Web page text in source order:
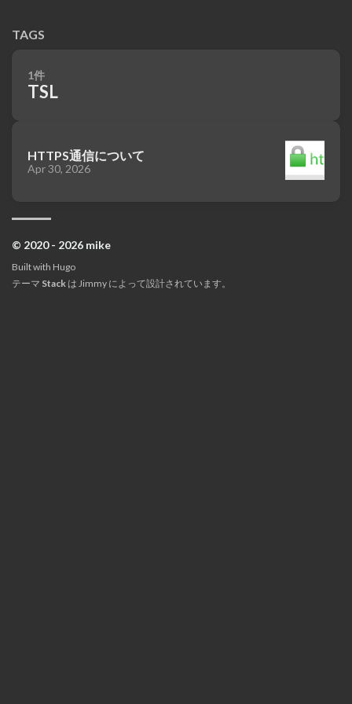
TAGS
1件
TSL
HTTPS通信について
Apr 30, 2026
© 2020 - 2026 mike
Built with Hugo
テーマ Stack は Jimmy によって設計されています。